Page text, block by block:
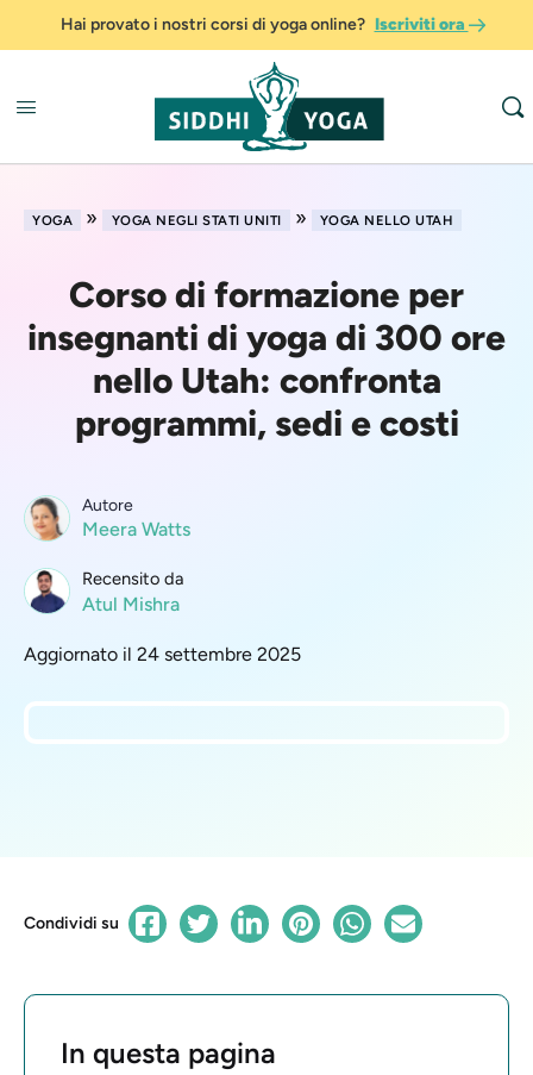
Hai provato i nostri corsi di yoga online? Iscriviti ora
YOGA » YOGA NEGLI STATI UNITI » YOGA NELLO UTAH
Corso di formazione per
insegnanti di yoga di 300 ore
nello Utah: confronta
programmi, sedi e costi
Autore
Meera Watts
Recensito da
Atul Mishra
Aggiornato il 24 settembre 2025
Condividi su
In questa pagina